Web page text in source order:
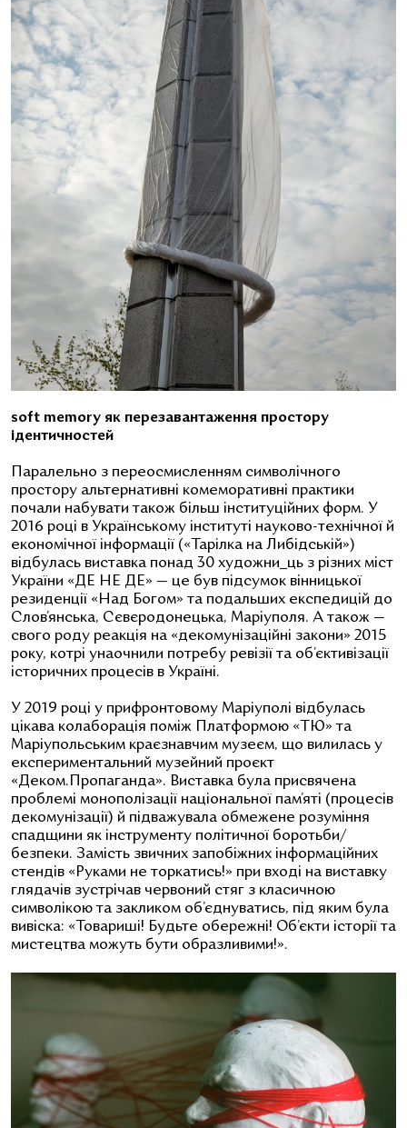
soft memory як перезавантаження простору
ідентичностей
Паралельно з переосмисленням символічного
простору альтернативні комеморативні практики
почали набувати також більш інституційних форм. У
2016 році в Українському інституті науково-технічної й
економічної інформації («Тарілка на Либідській»)
відбулась виставка понад 30 художни_ць з різних міст
України «ДЕ НЕ ДЕ» — це був підсумок вінницької
резиденції «Над Богом» та подальших експедицій до
Слов’янська, Сєвєродонецька, Маріуполя. А також —
свого роду реакція на «декомунізаційні закони» 2015
року, котрі унаочнили потребу ревізії та об’єктивізації
історичних процесів в Україні.
У 2019 році у прифронтовому Маріуполі відбулась
цікава колаборація поміж Платформою «ТЮ» та
Маріупольським краєзнавчим музеєм, що вилилась у
експериментальний музейний проєкт
«Деком.Пропаганда». Виставка була присвячена
проблемі монополізації національної пам’яті (процесів
декомунізації) й підважувала обмежене розуміння
спадщини як інструменту політичної боротьби/
безпеки. Замість звичних запобіжних інформаційних
стендів «Руками не торкатись!» при вході на виставку
глядачів зустрічав червоний стяг з класичною
символікою та закликом об’єднуватись, під яким була
вивіска: «Товариші! Будьте обережні! Об’єкти історії та
мистецтва можуть бути образливими!».